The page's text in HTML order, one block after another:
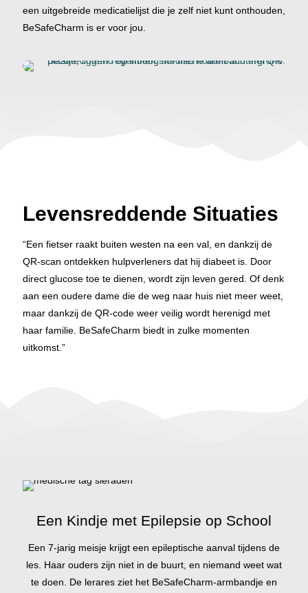
een uitgebreide medicatielijst die je zelf niet kunt onthouden,
BeSafeCharm is er voor jou.
Levensreddende Situaties
“Een fietser raakt buiten westen na een val, en dankzij de
QR-scan ontdekken hulpverleners dat hij diabeet is. Door
direct glucose toe te dienen, wordt zijn leven gered. Of denk
aan een oudere dame die de weg naar huis niet meer weet,
maar dankzij de QR-code weer veilig wordt herenigd met
haar familie. BeSafeCharm biedt in zulke momenten
uitkomst.”
Een Kindje met Epilepsie op School
Een 7-jarig meisje krijgt een epileptische aanval tijdens de
les. Haar ouders zijn niet in de buurt, en niemand weet wat
te doen. De lerares ziet het BeSafeCharm-armbandje en